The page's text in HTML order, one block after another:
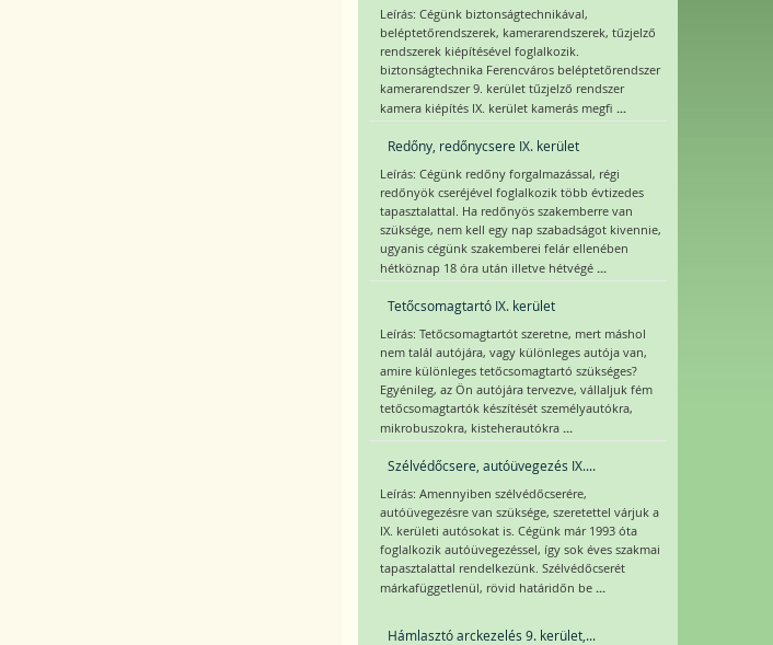
Leírás: Cégünk biztonságtechnikával,
beléptetőrendszerek, kamerarendszerek, tűzjelző
rendszerek kiépítésével foglalkozik.
biztonságtechnika Ferencváros beléptetőrendszer
kamerarendszer 9. kerület tűzjelző rendszer
kamera kiépítés IX. kerület kamerás megfi ...
Redőny, redőnycsere IX. kerület
Leírás: Cégünk redőny forgalmazással, régi
redőnyök cseréjével foglalkozik több évtizedes
tapasztalattal. Ha redőnyös szakemberre van
szüksége, nem kell egy nap szabadságot kivennie,
ugyanis cégünk szakemberei felár ellenében
hétköznap 18 óra után illetve hétvégé ...
Tetőcsomagtartó IX. kerület
Leírás: Tetőcsomagtartót szeretne, mert máshol
nem talál autójára, vagy különleges autója van,
amire különleges tetőcsomagtartó szükséges?
Egyénileg, az Ön autójára tervezve, vállaljuk fém
tetőcsomagtartók készítését személyautókra,
mikrobuszokra, kisteherautókra ...
Szélvédőcsere, autóüvegezés IX....
Leírás: Amennyiben szélvédőcserére,
autóüvegezésre van szüksége, szeretettel várjuk a
IX. kerületi autósokat is. Cégünk már 1993 óta
foglalkozik autóüvegezéssel, így sok éves szakmai
tapasztalattal rendelkezünk. Szélvédőcserét
márkafüggetlenül, rövid határidőn be ...
Hámlasztó arckezelés 9. kerület,...